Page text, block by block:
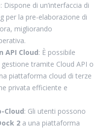
: Dispone di un’interfaccia di
per la pre-elaborazione di
migliorando
API Cloud: È possibile
tramite Cloud API o
piattaforma cloud di terze
privata efficiente e
Cloud: Gli utenti possono
2 a una piattaforma